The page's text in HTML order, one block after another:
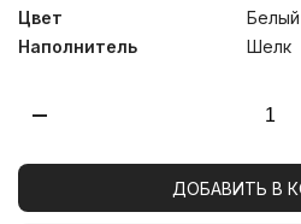
Цвет
Белый
Наполнитель
Шелк
ДОБАВИТЬ В